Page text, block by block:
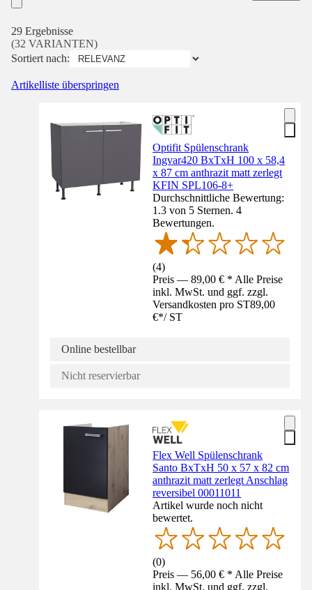
29 Ergebnisse
(32 VARIANTEN)
Sortiert nach:
Artikelliste überspringen
Optifit Spülenschrank
Ingvar420 BxTxH 100 x 58,4
x 87 cm anthrazit matt zerlegt
KFIN SPL106-8+
Durchschnittliche Bewertung:
1.3 von 5 Sternen. 4
Bewertungen.
(4)
Preis — 89,00 € * Alle Preise
inkl. MwSt. und ggf. zzgl.
Versandkosten pro ST89,00
€*/ ST
Online bestellbar
Nicht reservierbar
Flex Well Spülenschrank
Santo BxTxH 50 x 57 x 82 cm
anthrazit matt zerlegt Anschlag
reversibel 00011011
Artikel wurde noch nicht
bewertet.
(0)
Preis — 56,00 € * Alle Preise
inkl. MwSt. und ggf. zzgl.